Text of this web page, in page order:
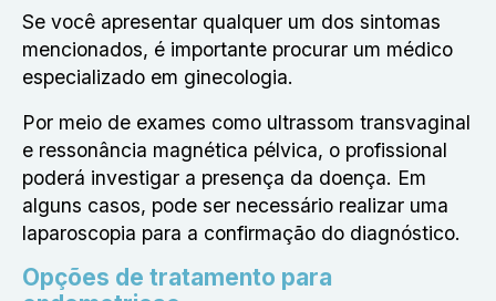
Se você apresentar qualquer um dos sintomas
mencionados, é importante procurar um médico
especializado em ginecologia.
Por meio de exames como ultrassom transvaginal
e ressonância magnética pélvica, o profissional
poderá investigar a presença da doença. Em
alguns casos, pode ser necessário realizar uma
laparoscopia para a confirmação do diagnóstico.
Opções de tratamento para